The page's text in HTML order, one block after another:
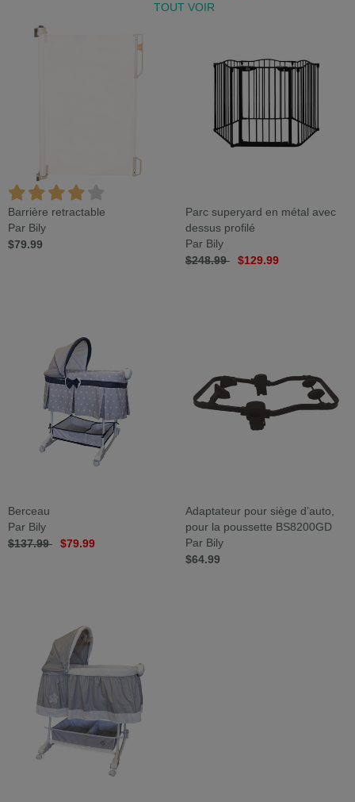
TOUT VOIR
Barrière retractable
Par Bily
$79.99
Parc superyard en métal avec
dessus profilé
Par Bily
$248.99 $129.99
Berceau
Par Bily
$137.99 $79.99
Adaptateur pour siège d’auto,
pour la poussette BS8200GD
Par Bily
$64.99